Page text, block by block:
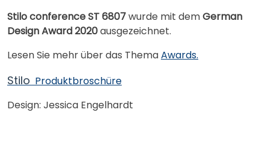
Stilo conference ST 6807wurde mit demGerman
Design Award 2020ausgezeichnet.
Lesen Sie mehr über das ThemaAwards.
Stilo Produktbroschüre
Design: Jessica Engelhardt